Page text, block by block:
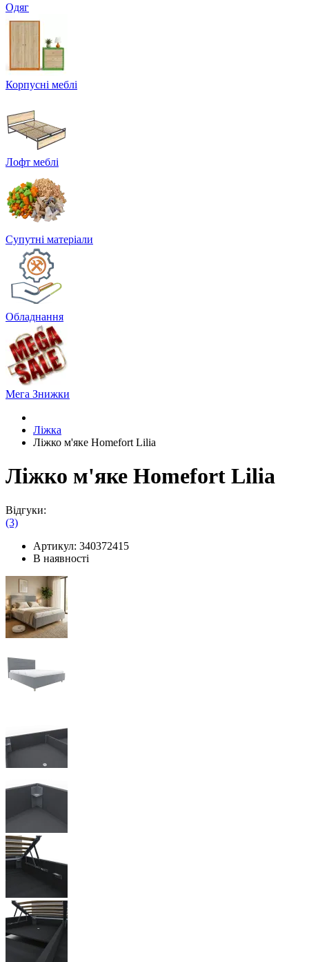
Одяг
Корпусні меблі
Лофт меблі
Супутні матеріали
Обладнання
Мега Знижки
Ліжка
Ліжко м'яке Homefort Lilia
Ліжко м'яке Homefort Lilia
Відгуки:
(3)
Артикул: 340372415
В наявності